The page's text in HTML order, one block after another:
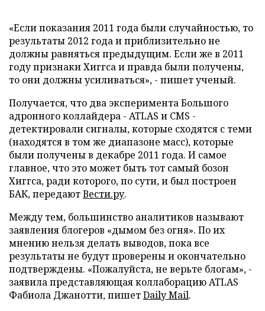
«Если показания 2011 года были случайностью, то
результаты 2012 года и приблизительно не
должны равняться предыдущим. Если же в 2011
году признаки Хиггса и правда были получены,
то они должны усиливаться», - пишет ученый.
Получается, что два эксперимента Большого
адронного коллайдера - ATLAS и CMS -
детектировали сигналы, которые сходятся с теми
(находятся в том же диапазоне масс), которые
были получены в декабре 2011 года. И самое
главное, что это может быть тот самый бозон
Хиггса, ради которого, по сути, и был построен
БАК, передаютВести.ру.
Между тем, большинство аналитиков называют
заявления блогеров «дымом без огня». По их
мнению нельзя делать выводов, пока все
результаты не будут проверены и окончательно
подтверждены. «Пожалуйста, не верьте блогам», -
заявила представляющая коллаборацию ATLAS
Фабиола Джанотти, пишетDaily Mail.